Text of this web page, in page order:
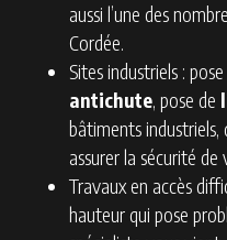
aussi l’une des
Cordée.
Sites industriels :
antichute, pose de
bâtiments industriels,
assurer la sécurité
Travaux en accès
hauteur qui pose